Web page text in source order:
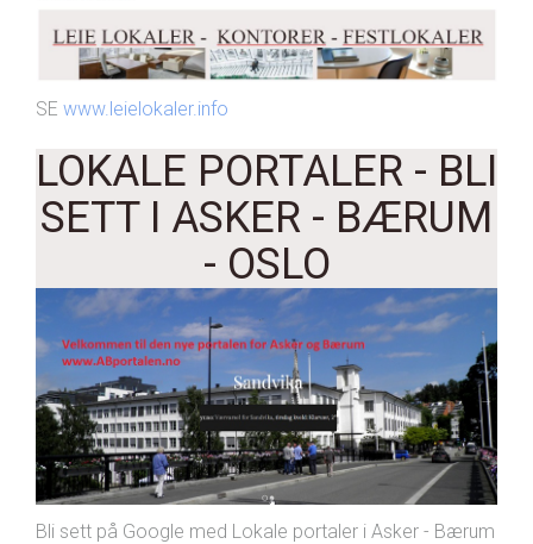
SE www.leielokaler.info
LOKALE PORTALER - BLI
SETT I ASKER - BÆRUM
- OSLO
Bli sett på Google med Lokale portaler i Asker - Bærum